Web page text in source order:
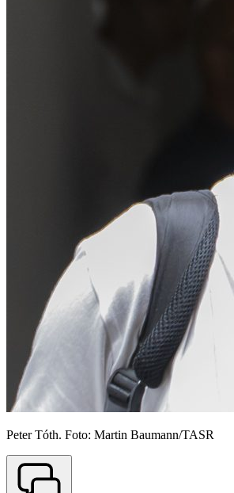
Peter Tóth. Foto: Martin Baumann/TASR